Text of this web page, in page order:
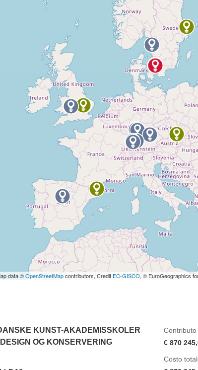
data ©OpenStreetMapcontributors, Credit EC-GISCO, © EuroGeographics
KUNST-AKADEMISSKOLER
OG KONSERVERING
€ 870
Costo